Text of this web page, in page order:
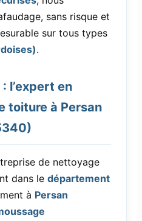
sans risque et
sur tous types
.
: l’expert en
toiture à Persan
de nettoyage
dans le département
à Persan